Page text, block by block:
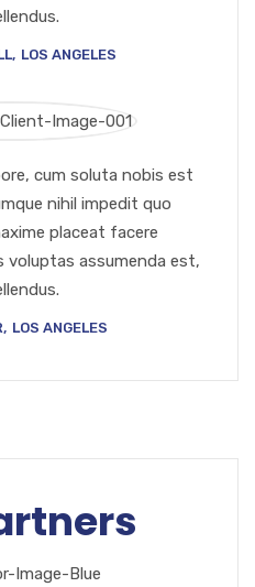
LOS ANGELES
cum soluta nobis est
nihil impedit quo
placeat facere
voluptas assumenda est,
LOS ANGELES